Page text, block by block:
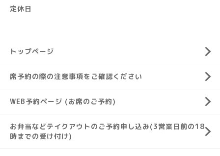
定休日
トップページ
席予約の際の注意事項をご確認ください
WEB予約ページ (お席のご予約)
お弁当などテイクアウトのご予約申し込み(3営業日前の18
時までの受け付け)